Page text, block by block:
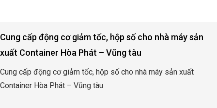
Cung cấp động cơ giảm tốc, hộp số cho nhà máy sản
xuất Container Hòa Phát – Vũng tàu
Cung cấp động cơ giảm tốc, hộp số cho nhà máy sản xuất
Container Hòa Phát – Vũng tàu